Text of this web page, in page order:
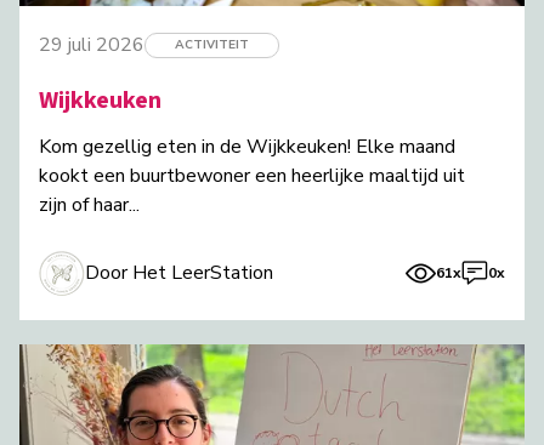
29 juli 2026 ACTIVITEIT
Wijkkeuken
Kom gezellig eten in de Wijkkeuken! Elke maand
kookt een buurtbewoner een heerlijke maaltijd uit
zijn of haar...
Door Het LeerStation 61x 0x